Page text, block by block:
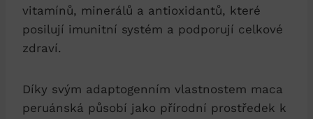
vitamínů, minerálů a antioxidantů, které
posilují imunitní systém a podporují celkové
zdraví.
Díky svým adaptogenním vlastnostem maca
peruánská působí jako přírodní prostředek k